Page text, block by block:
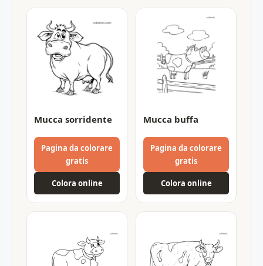
Mucca sorridente
Pagina da colorare
gratis
Colora online
Mucca buffa
Pagina da colorare
gratis
Colora online